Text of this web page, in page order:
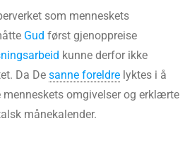
som menneskets
Gud først gjenoppreise
kunne derfor ikke
Da De sanne foreldre lyktes i å
menneskets omgivelser og erklærte
månekalender.